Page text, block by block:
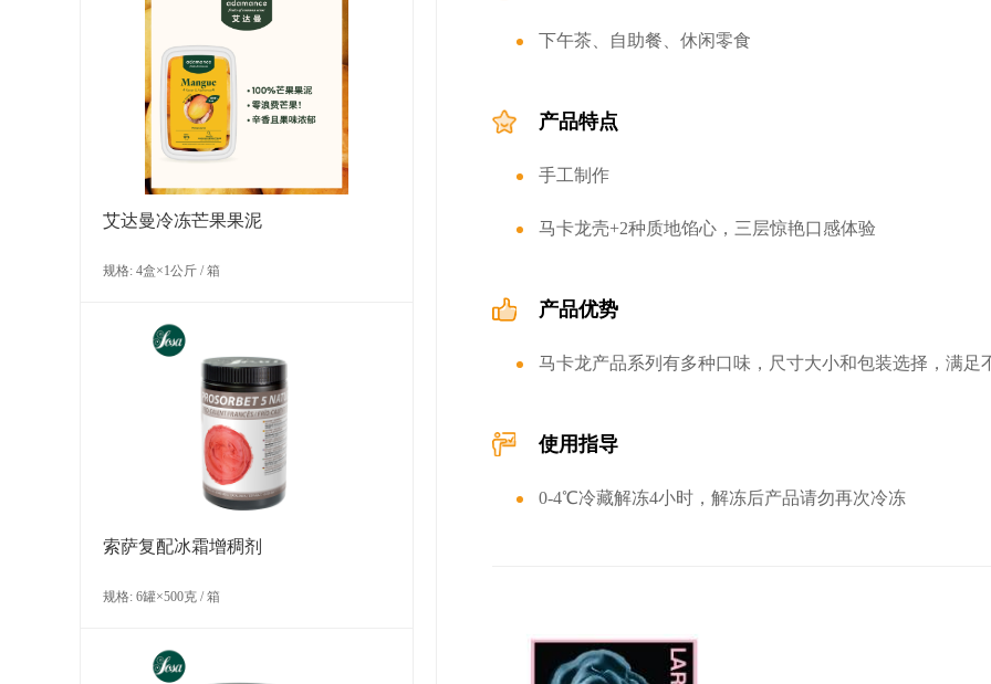
LA ROSE NOIRE 混合口味迷你马卡
龙（糕点）
规格: 126粒×6克 / 箱
艾达曼冷冻芒果果泥
规格: 4盒×1公斤 / 箱
索萨复配冰霜增稠剂
规格: 6罐×500克 / 箱
下午茶、自助餐、休闲零食
产品特点
手工制作
马卡龙壳+2种质地馅心，三层惊艳口感体验
产品优势
马卡龙产品系列有多种口味，尺寸大小和包装选择，满足
使用指导
0-4℃冷藏解冻4小时，解冻后产品请勿再次冷冻